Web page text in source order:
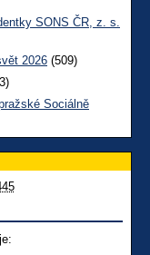
SONS ČR, z. s.
2026 (509)
Sociálně